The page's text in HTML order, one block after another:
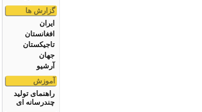
گزارش ها
ایران
افغانستان
تاجیکستان
جهان
آرشیو
آموزش
راهنمای تولید
چندرسانه ای